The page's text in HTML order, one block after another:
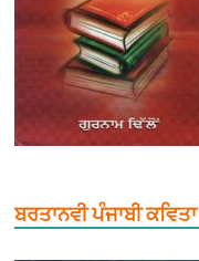
ਬਰਤਾਨਵੀ ਪੰਜਾਬੀ ਕਵਿਤਾ